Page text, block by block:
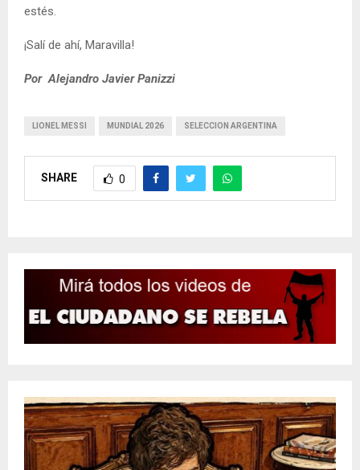
estés.
¡Salí de ahí, Maravilla!
Por Alejandro Javier Panizzi
LIONEL MESSI MUNDIAL 2026 SELECCION ARGENTINA
SHARE 0